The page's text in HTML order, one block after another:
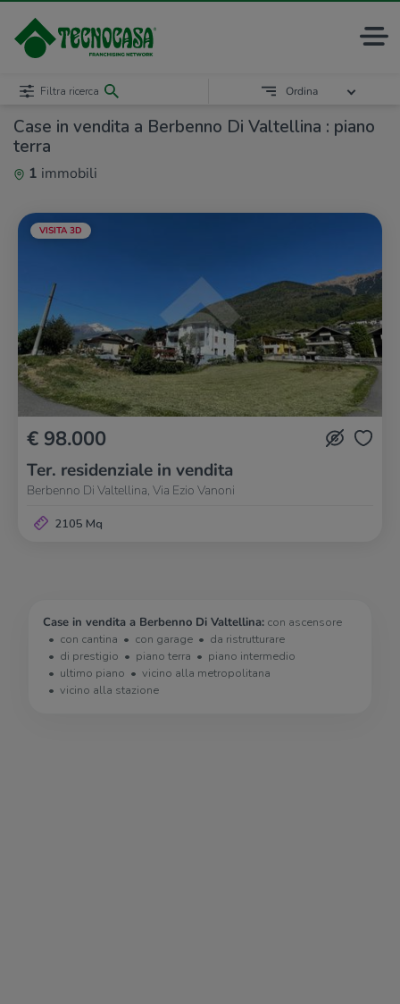
Case in vendita a Berbenno Di Valtellina : piano
terra
1 immobili
Filtra ricerca Ordina
VISITA 3D
€ 98.000
Ter. residenziale in vendita
Berbenno Di Valtellina, Via Ezio Vanoni
2105 Mq
Case in vendita a Berbenno Di Valtellina: con ascensore
con cantina
con garage
da ristrutturare
di prestigio
piano terra
piano intermedio
ultimo piano
vicino alla metropolitana
vicino alla stazione